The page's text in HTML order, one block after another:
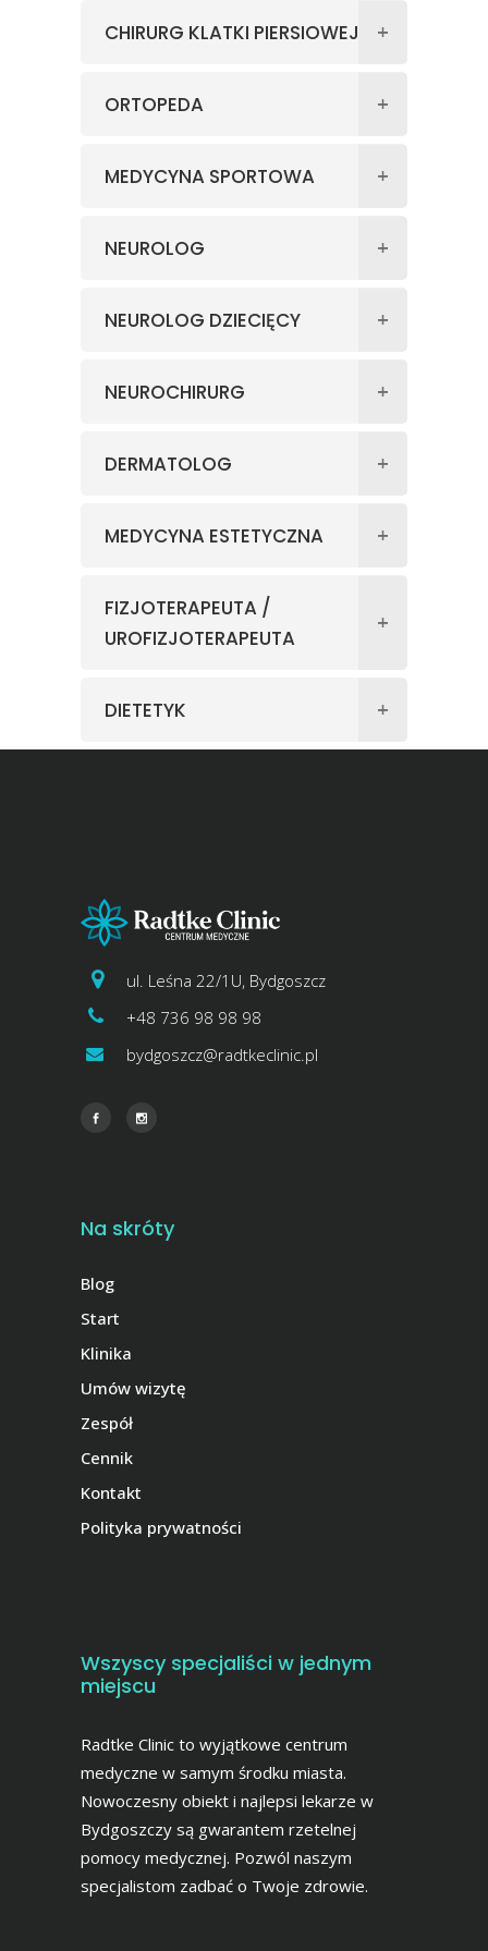
CHIRURG KLATKI PIERSIOWEJ
ORTOPEDA
MEDYCYNA SPORTOWA
NEUROLOG
NEUROLOG DZIECIĘCY
NEUROCHIRURG
DERMATOLOG
MEDYCYNA ESTETYCZNA
FIZJOTERAPEUTA /
UROFIZJOTERAPEUTA
DIETETYK
ul. Leśna 22/1U, Bydgoszcz
+48 736 98 98 98
bydgoszcz@radtkeclinic.pl
Na skróty
Blog
Start
Klinika
Umów wizytę
Zespół
Cennik
Kontakt
Polityka prywatności
Wszyscy specjaliści w jednym
miejscu
Radtke Clinic to wyjątkowe centrum
medyczne w samym środku miasta.
Nowoczesny obiekt i najlepsi lekarze w
Bydgoszczy są gwarantem rzetelnej
pomocy medycznej. Pozwól naszym
specjalistom zadbać o Twoje zdrowie.